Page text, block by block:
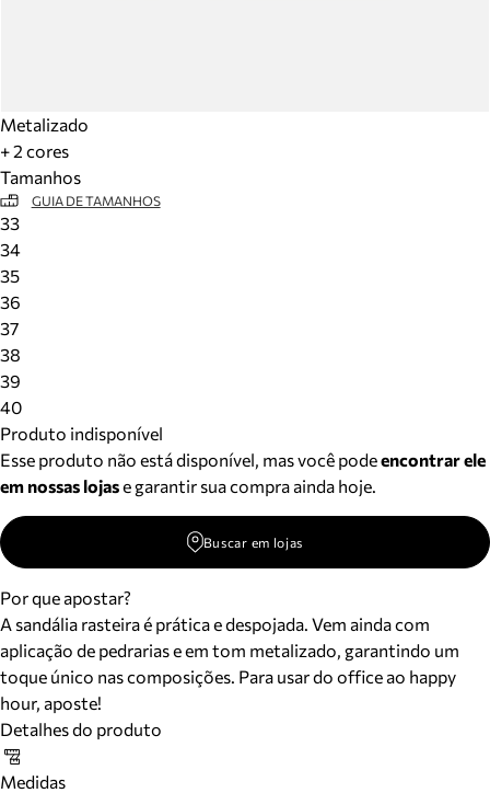
Metalizado
+ 2 cores
Tamanhos
GUIA DE TAMANHOS
33
34
35
36
37
38
39
40
Produto indisponível
Esse produto não está disponível, mas você podeencontrar ele
em nossas lojase garantir sua compra ainda hoje.
Buscar em lojas
Por que apostar?
A sandália rasteira é prática e despojada. Vem ainda com
aplicação de pedrarias e em tom metalizado, garantindo um
toque único nas composições. Para usar do office ao happy
hour, aposte!
Detalhes do produto
Medidas